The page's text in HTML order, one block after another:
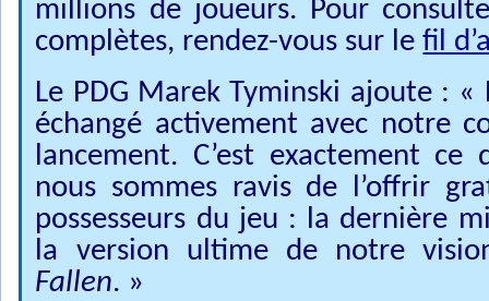
millions de joueurs. Pour
complètes, rendez-vous sur lefil
Le PDG Marek Tyminski ajoute :
échangé activement avec notre
lancement. C’est exactement ce
nous sommes ravis de l’offrir
possesseurs du jeu : la dernière
la version ultime de notre
Fallen. »